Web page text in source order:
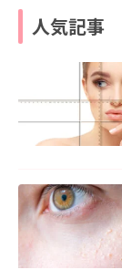
人気記事